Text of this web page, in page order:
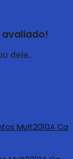
avaliado!
dele.